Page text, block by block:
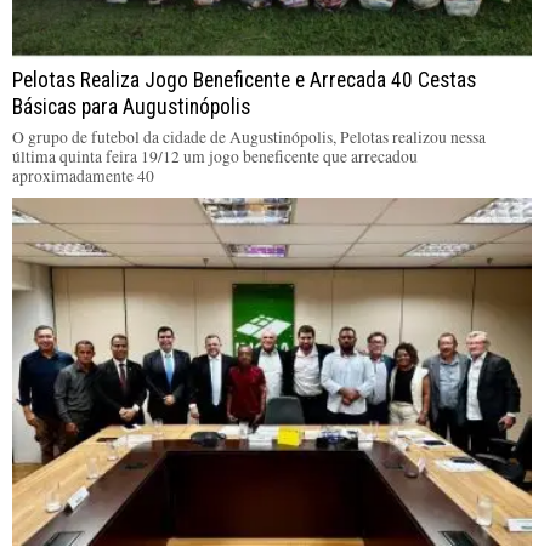
Pelotas Realiza Jogo Beneficente e Arrecada 40 Cestas
Básicas para Augustinópolis
O grupo de futebol da cidade de Augustinópolis, Pelotas realizou nessa
última quinta feira 19/12 um jogo beneficente que arrecadou
aproximadamente 40